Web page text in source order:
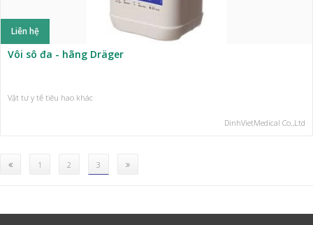
Liên hệ
Vôi sô đa - hãng Dräger
Vật tư y tế tiêu hao khác
DinhVietMedical Co.,Ltd
1 2 3 (current)